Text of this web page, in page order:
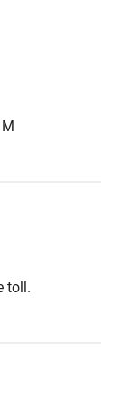
toll.